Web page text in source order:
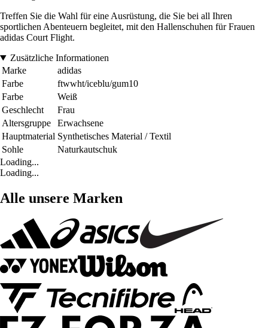
Treffen Sie die Wahl für eine Ausrüstung, die Sie bei all Ihren
sportlichen Abenteuern begleitet, mit den Hallenschuhen für Frauen
adidas Court Flight.
Zusätzliche Informationen
Marke
adidas
Farbe
ftwwht/iceblu/gum10
Farbe
Weiß
Geschlecht
Frau
Altersgruppe
Erwachsene
Hauptmaterial Synthetisches Material / Textil
Sohle
Naturkautschuk
Loading...
Loading...
Alle unsere Marken